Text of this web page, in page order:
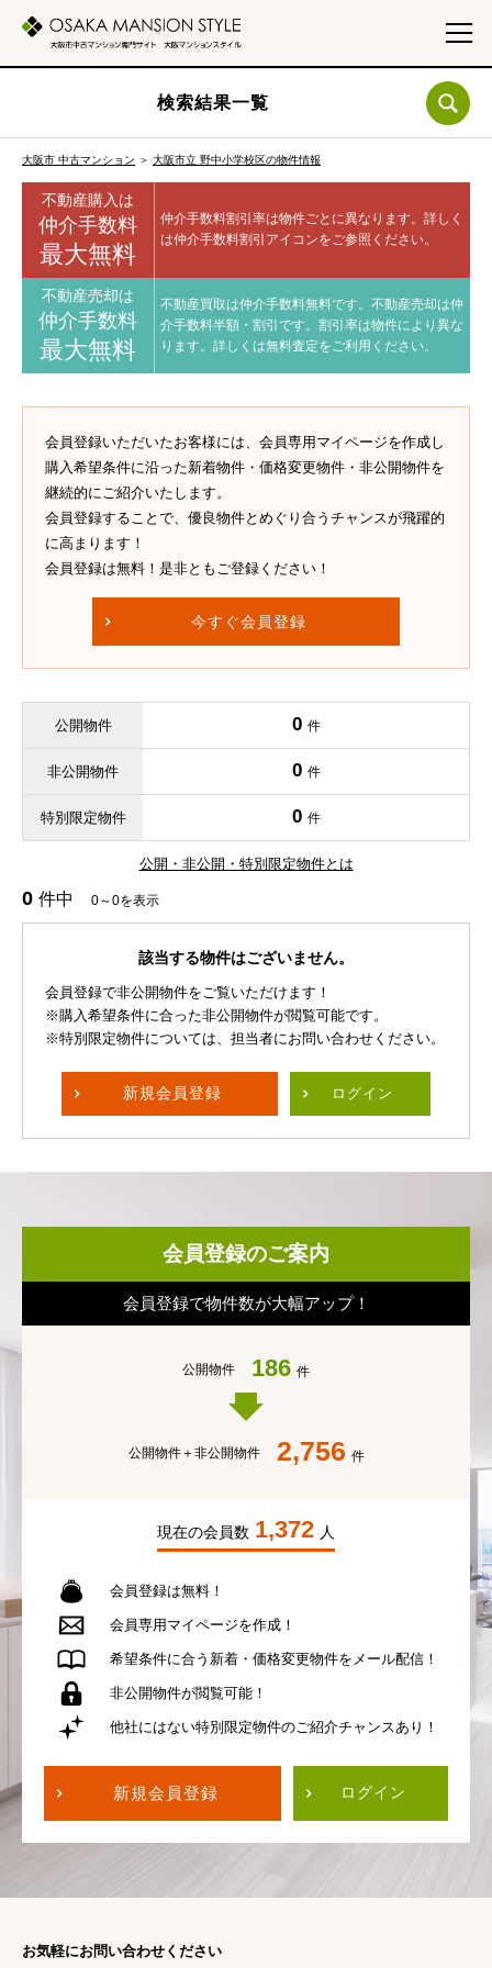
検索結果一覧
大阪市 中古マンション ＞ 大阪市立 野中小学校区の物件情報
不動産購入は
仲介手数料
最大無料
仲介手数料割引率は物件ごとに異なります。 詳しく
は仲介手数料割引アイコンをご参照ください。
不動産売却は
仲介手数料
最大無料
不動産買取は仲介手数料無料です。 不動産売却は仲
介手数料半額・割引です。 割引率は物件により異な
ります。 詳しくは無料査定をご利用ください。
会員登録いただいたお客様には、会員専用マイページを作成し
購入希望条件に沿った新着物件・価格変更物件・非公開物件を
継続的にご紹介いたします。
会員登録することで、優良物件とめぐり合うチャンスが飛躍的
に高まります！
会員登録は無料！是非ともご登録ください！
今すぐ会員登録
公開物件 0 件
非公開物件 0 件
特別限定物件 0 件
公開・非公開・特別限定物件とは
0 件中 0～0を表示
該当する物件はございません。
会員登録で非公開物件をご覧いただけます！
※購入希望条件に合った非公開物件が閲覧可能です。
※特別限定物件については、担当者にお問い合わせください。
新規会員登録 ログイン
会員登録のご案内
会員登録で物件数が大幅アップ！
公開物件 186 件
公開物件＋非公開物件 2,756 件
現在の会員数 1,372 人
会員登録は無料！
会員専用 マイページを作成！
希望条件に合う 新着・価格変更物件を メール配信！
非公開物件が閲覧可能！
他社にはない特別限定物件のご紹介チャンスあり！
新規会員登録 ログイン
お気軽にお問い合わせください